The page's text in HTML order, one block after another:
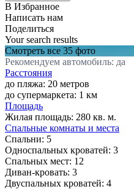
В Избранное
Написать нам
Поделиться
Your search results
Смотреть все 35 фото
Рекомендуем автомобиль: да
Расстояния
до пляжа: 20 метров
до супермаркета: 1 км
Площадь
Жилая площадь: 280 кв. м.
Спальные комнаты и места
Спальни: 5
Односпальных кроватей: 3
Спальных мест: 12
Диван-кровать: 3
Двуспальных кроватей: 4